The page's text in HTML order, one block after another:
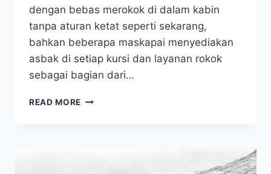
dengan bebas merokok di dalam kabin
tanpa aturan ketat seperti sekarang,
bahkan beberapa maskapai menyediakan
asbak di setiap kursi dan layanan rokok
sebagai bagian dari…
READ MORE ATURAN